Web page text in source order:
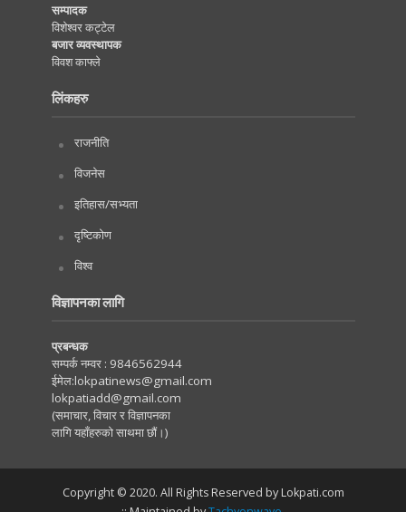
सम्पादक
विशेश्वर कट्टेल
बजार व्यवस्थापक
विवश काफ्ले
लिंकहरु
राजनीति
विजनेस
इतिहास/सभ्यता
दृष्टिकोण
विश्व
विज्ञापनका लागि
प्रबन्धक
सम्पर्क नम्वर : 9846562944
ईमेल:lokpatinews@gmail.com
lokpatiadd@gmail.com
(समाचार, विचार र विज्ञापनका
लागि यहाँहरुको साथमा छौं।)
Copyright © 2020. All Rights Reserved by Lokpati.com